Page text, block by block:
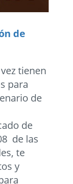
de
tienen
para
de
de
de las
te
y